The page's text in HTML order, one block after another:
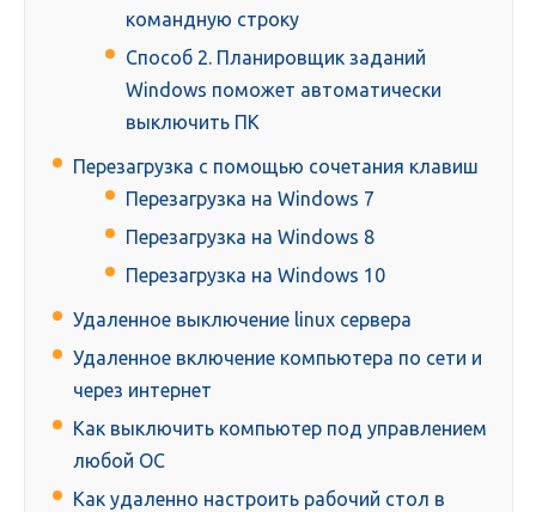
командную строку
Способ 2. Планировщик заданий
Windows поможет автоматически
выключить ПК
Перезагрузка с помощью сочетания клавиш
Перезагрузка на Windows 7
Перезагрузка на Windows 8
Перезагрузка на Windows 10
Удаленное выключение linux сервера
Удаленное включение компьютера по сети и
через интернет
Как выключить компьютер под управлением
любой ОС
Как удаленно настроить рабочий стол в